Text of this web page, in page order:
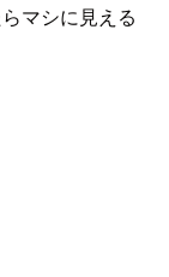
マシに見える